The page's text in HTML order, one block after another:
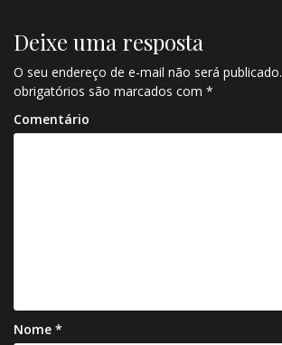
Deixe uma resposta
O seu endereço de e-mail não será publicado.
obrigatórios são marcados com *
Comentário
Nome *